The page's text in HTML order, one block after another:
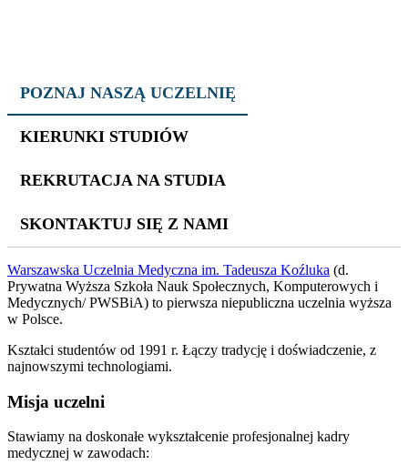
POZNAJ NASZĄ UCZELNIĘ
KIERUNKI STUDIÓW
REKRUTACJA NA STUDIA
SKONTAKTUJ SIĘ Z NAMI
Warszawska Uczelnia Medyczna im. Tadeusza Koźluka (d.
Prywatna Wyższa Szkoła Nauk Społecznych, Komputerowych i
Medycznych/ PWSBiA) to pierwsza niepubliczna uczelnia wyższa
w Polsce.
Kształci studentów od 1991 r. Łączy tradycję i doświadczenie, z
najnowszymi technologiami.
Misja uczelni
Stawiamy na doskonałe wykształcenie profesjonalnej kadry
medycznej w zawodach: